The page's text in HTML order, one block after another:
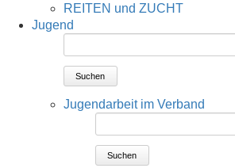
REITEN und ZUCHT
Jugend
Suchen
Jugendarbeit im Verband
Suchen